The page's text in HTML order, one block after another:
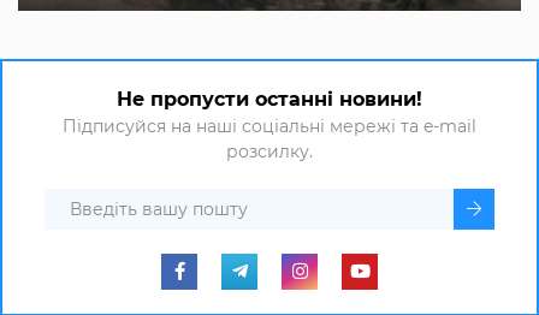
Не пропусти останні новини!
Підписуйся на наші соціальні мережі та e-mail
розсилку.